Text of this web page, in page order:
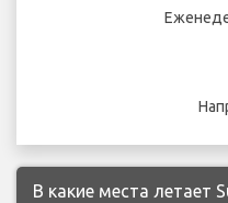
В какие места летает